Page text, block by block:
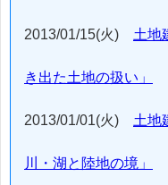
2013/01/15(火) 土地
き出た土地の扱い」
2013/01/01(火) 土地
川・湖と陸地の境」